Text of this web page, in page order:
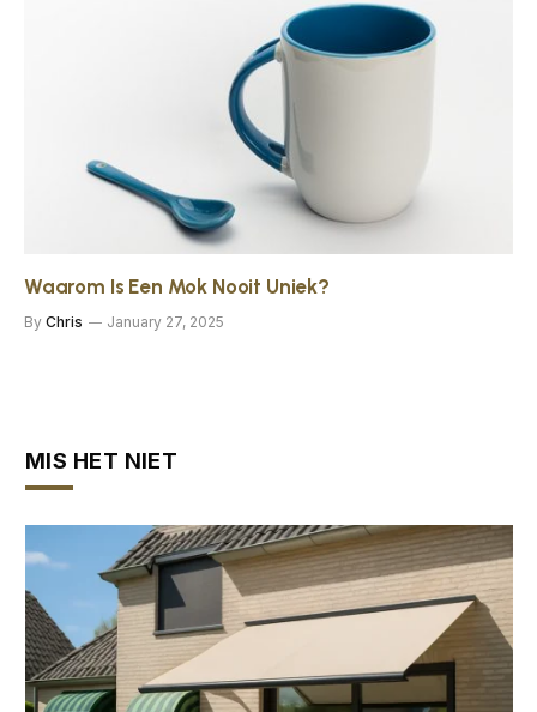
Waarom Is Een Mok Nooit Uniek?
By Chris January 27, 2025
MIS HET NIET